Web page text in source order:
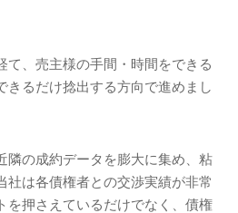
て、売主様の手間・時間をできる
きるだけ捻出する方向で進めまし
隣の成約データを膨大に集め、粘
社は各債権者との交渉実績が非常
を押さえているだけでなく、債権